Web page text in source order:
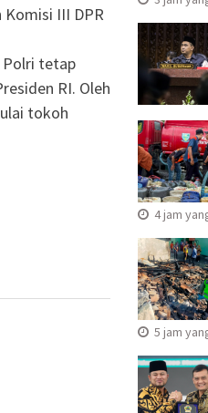
III DPR
Polri tetap
RI. Oleh
tokoh
4 jam
5 jam